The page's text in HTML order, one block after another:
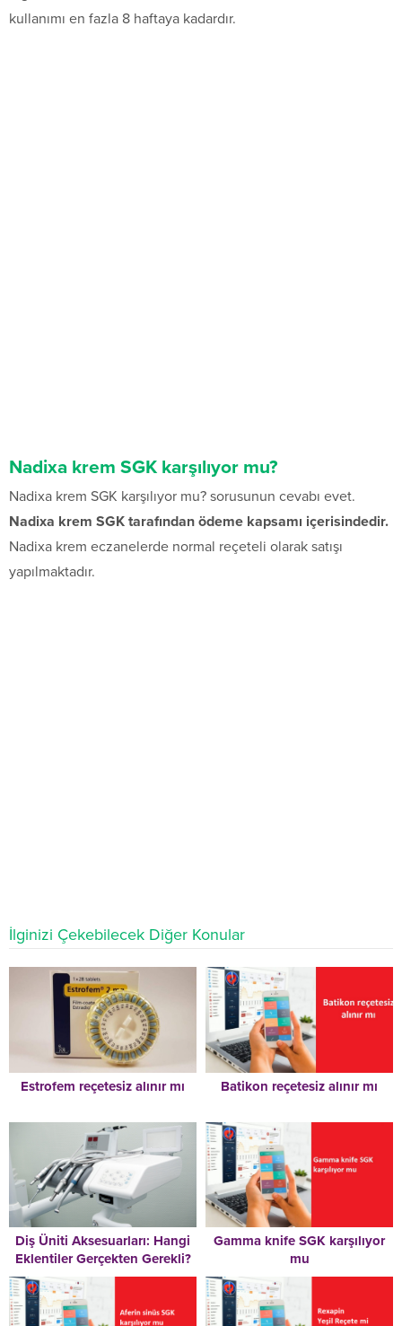
kullanımı en fazla 8 haftaya kadardır.
Nadixa krem SGK karşılıyor mu?
Nadixa krem SGK karşılıyor mu? sorusunun cevabı evet.
Nadixa krem SGK tarafından ödeme kapsamı içerisindedir.
Nadixa krem eczanelerde normal reçeteli olarak satışı
yapılmaktadır.
İlginizi Çekebilecek Diğer Konular
Estrofem reçetesiz alınır mı Batikon reçetesiz alınır mı
Diş Üniti Aksesuarları: Hangi
Eklentiler Gerçekten Gerekli?
Gamma knife SGK karşılıyor
mu